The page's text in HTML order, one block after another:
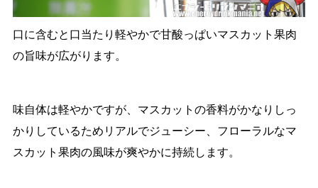
口に含むと口当たり軽やかで甘酸っぱいマスカット果肉
の旨味が広がります。
味自体は軽やかですが、マスカットの香料がかなりしっ
かりしているためリアルでジューシー、フローラルなマ
スカット果肉の風味が爽やかに持続します。